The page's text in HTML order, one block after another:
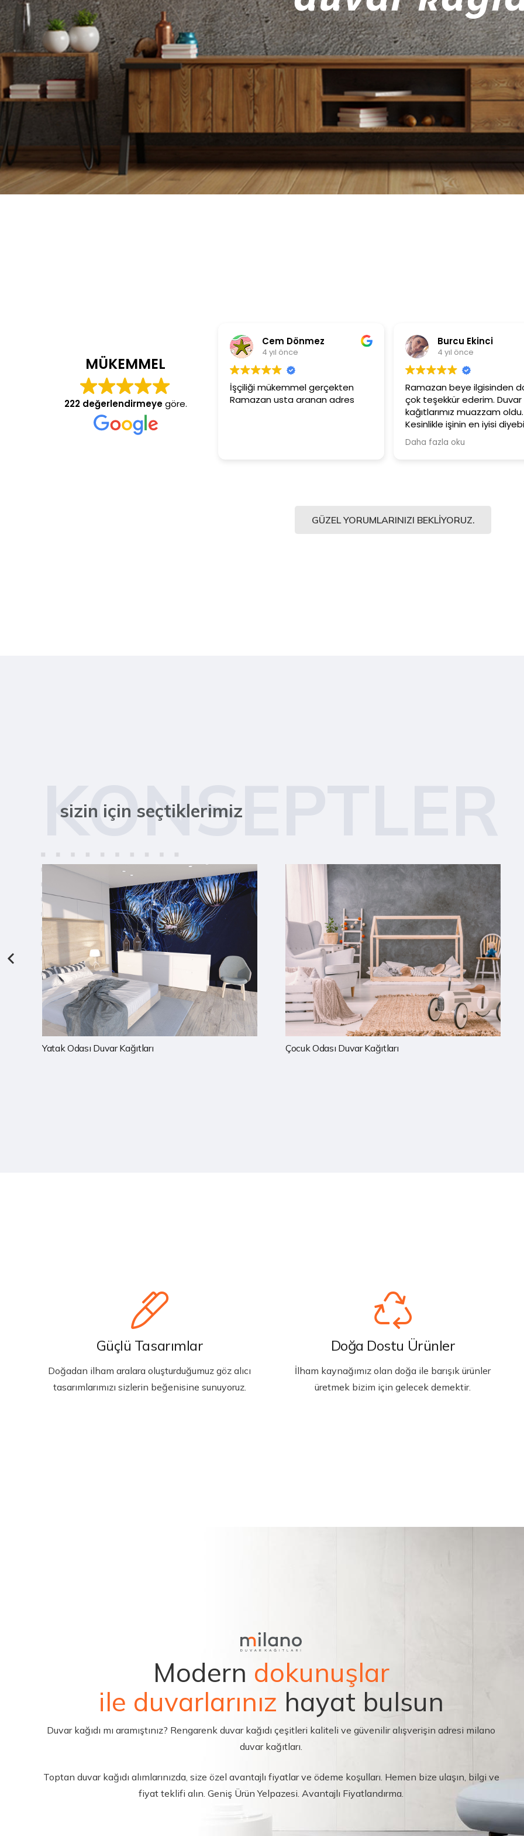
MÜKEMMEL
222 değerlendirmeyegöre.
Cem Dönmez
4 yıl önce
İşçiliği mükemmel gerçekten
Ramazan usta aranan adres
Burcu Ekinci
4 yıl önce
Ramazan beye ilgisinden
çok teşekkür ederim. Duvar
kağıtlarımız muazzam oldu.
Kesinlikle işinin en iyisi
Şiddetle tavsiye ediyorum.
Daha fazla oku
GÜZEL YORUMLARINIZI BEKLIYORUZ.
KONSEPTLER
sizin için seçtiklerimiz
Çocuk Odası Duvar Kağıtları Mutfak Duvar Kağıtları
Güçlü Tasarımlar
Doğadan ilham aralara oluşturduğumuz göz alıcı
tasarımlarımızı sizlerin beğenisine sunuyoruz.
Doğa Dostu Ürünler
İlham kaynağımız olan doğa ile barışık ürünler
üretmek bizim için gelecek demektir.
Modern dokunuşlar
ile duvarlarınız hayat bulsun
Duvar kağıdı mı aramıştınız? Rengarenk duvar kağıdı çeşitleri kaliteli ve güvenilir alışverişin adresi milano
duvar kağıtları.
Toptan duvar kağıdı alımlarınızda, size özel avantajlı fiyatlar ve ödeme koşulları. Hemen bize ulaşın, bilgi ve
fiyat teklifi alın. Geniş Ürün Yelpazesi. Avantajlı Fiyatlandırma.